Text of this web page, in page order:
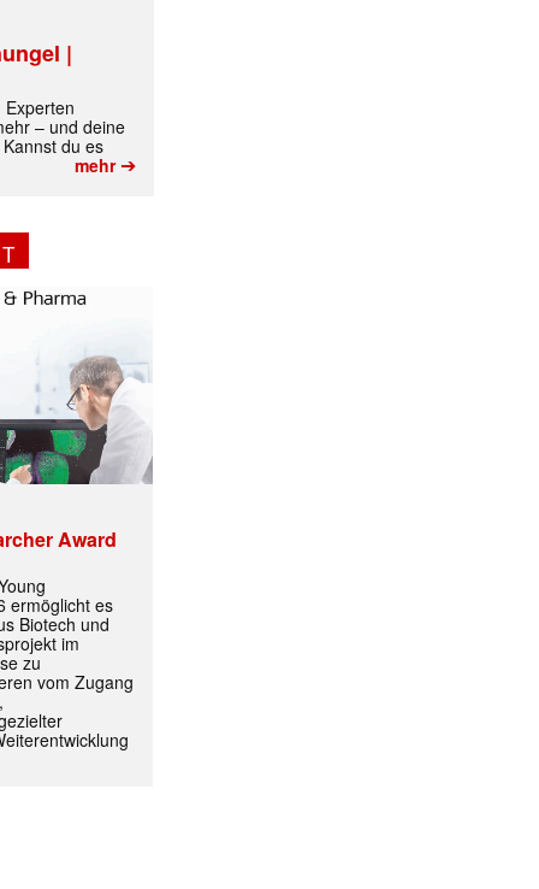
|
Experten
– und deine
du es
mehr➔
Award
ermöglicht es
Biotech und
im
zu
vom Zugang